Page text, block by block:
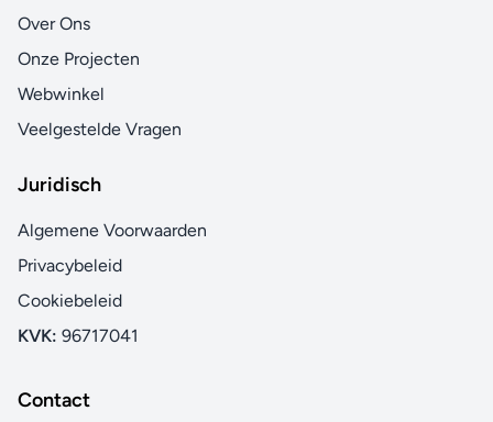
Over Ons
Onze Projecten
Webwinkel
Veelgestelde Vragen
Juridisch
Algemene Voorwaarden
Privacybeleid
Cookiebeleid
KVK: 96717041
Contact